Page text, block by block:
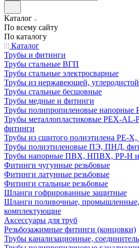
Каталог
По всему сайту
По каталогу
Каталог
Трубы и фитинги
Трубы стальные ВГП
Трубы стальные электросварные
Трубы из нержавеющей,
Трубы стальные бесшовные
Трубы медные и фитинги
Трубы полипропиленовые напорные
Трубы металлопластиковые PEX-
фитинги
Трубы из сшитого полиэтилена PE-
Трубы полиэтиленовые ПЭ, ПНД,
Трубы напорные ПВХ, НПВХ, PP-H
Фитинги чугунные резьбовые
Фитинги латунные резьбовые
Фитинги стальные резьбовые
Шланги гофрированные защитные
Шланги поливочные, промышленные,
комплектующие
Аксессуары для труб
Резьбозажимные фитинги (концовки)
Трубы канализационные,